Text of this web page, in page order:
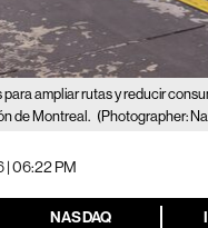
ampliar rutas y reducir
de Montreal. (Photographer:
| 06:22 PM
NASDAQ